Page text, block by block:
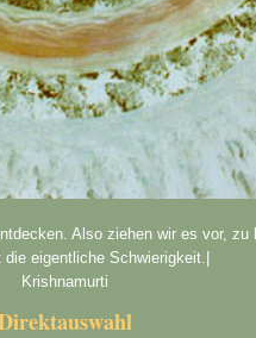
Also ziehen wir es vor, zu
die eigentliche Schwierigkeit.|
Krishnamurti